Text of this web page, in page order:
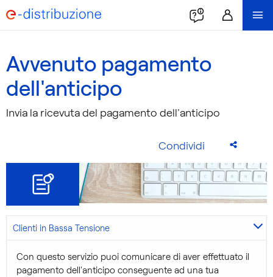
Avvenuto pagamento
dell'anticipo
Invia la ricevuta del pagamento dell'anticipo
Condividi
Clienti in Bassa Tensione
Con questo servizio puoi comunicare di aver effettuato il
pagamento dell'anticipo conseguente ad una tua